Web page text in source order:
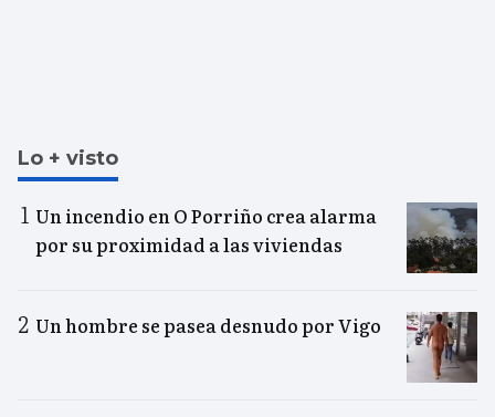
Lo + visto
Un incendio en O Porriño crea alarma
por su proximidad a las viviendas
Un hombre se pasea desnudo por Vigo